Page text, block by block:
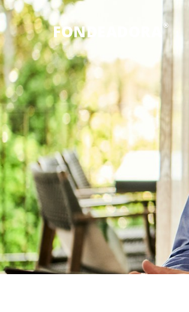
FONDEADORA ®